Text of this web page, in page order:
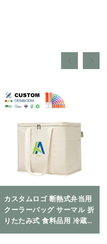
カスタムロゴ 断熱式弁当用
クーラーバッグ サーマル 折
りたたみ式 食料品用 冷蔵庫
対応 エコフレンドリー 再利